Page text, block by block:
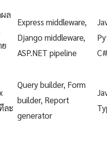
ล
Express middleware,
Django middleware,
ASP.NET pipeline
ละ
Query builder, Form
builder, Report
generator